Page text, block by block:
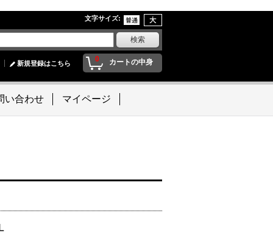
文字サイズ:
0 カートの中身
新規登録はこちら
い合わせ マイページ